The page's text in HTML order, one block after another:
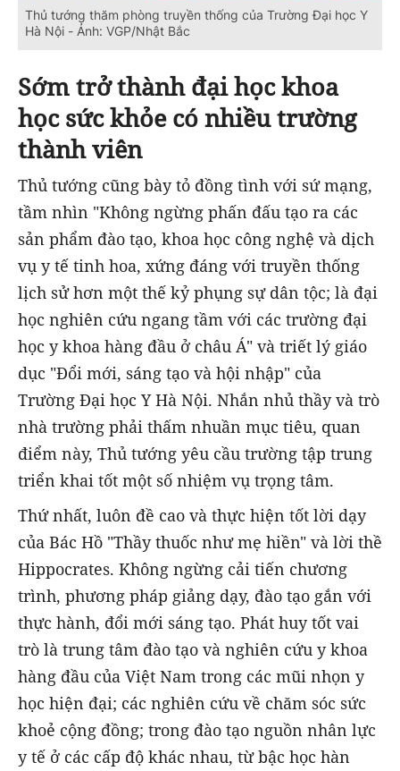
Thủ tướng thăm phòng truyền thống của Trường Đại học Y
Hà Nội - Ảnh: VGP/Nhật Bắc
Sớm trở thành đại học khoa
học sức khỏe có nhiều trường
thành viên
Thủ tướng cũng bày tỏ đồng tình với sứ mạng,
tầm nhìn "Không ngừng phấn đấu tạo ra các
sản phẩm đào tạo, khoa học công nghệ và dịch
vụ y tế tinh hoa, xứng đáng với truyền thống
lịch sử hơn một thế kỷ phụng sự dân tộc; là đại
học nghiên cứu ngang tầm với các trường đại
học y khoa hàng đầu ở châu Á" và triết lý giáo
dục "Đổi mới, sáng tạo và hội nhập" của
Trường Đại học Y Hà Nội. Nhắn nhủ thầy và trò
nhà trường phải thấm nhuần mục tiêu, quan
điểm này, Thủ tướng yêu cầu trường tập trung
triển khai tốt một số nhiệm vụ trọng tâm.
Thứ nhất, luôn đề cao và thực hiện tốt lời dạy
của Bác Hồ "Thầy thuốc như mẹ hiền" và lời thề
Hippocrates. Không ngừng cải tiến chương
trình, phương pháp giảng dạy, đào tạo gắn với
thực hành, đổi mới sáng tạo. Phát huy tốt vai
trò là trung tâm đào tạo và nghiên cứu y khoa
hàng đầu của Việt Nam trong các mũi nhọn y
học hiện đại; các nghiên cứu về chăm sóc sức
khoẻ cộng đồng; trong đào tạo nguồn nhân lực
y tế ở các cấp độ khác nhau, từ bậc học hàn